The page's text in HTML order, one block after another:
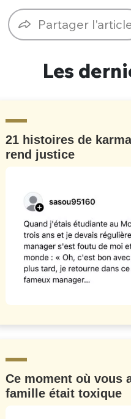
Partager
Les
21 histoires de
rend justice
Ce moment où vous
famille était toxique
Un